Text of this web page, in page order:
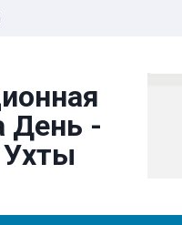
День -